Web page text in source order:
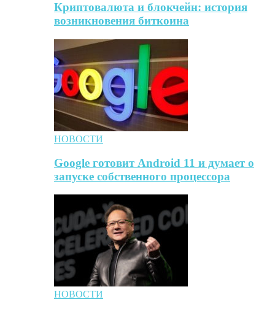
Криптовалюта и блокчейн: история
возникновения биткоина
НОВОСТИ
Google готовит Android 11 и думает о
запуске собственного процессора
НОВОСТИ